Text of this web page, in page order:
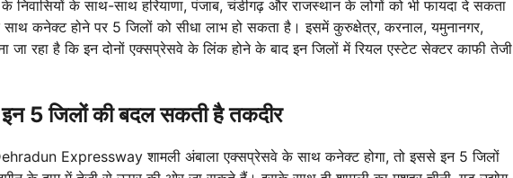
के साथ-साथ हरियाणा, पंजाब, चंडीगढ़ और राजस्थान के लोगों को भी फायदा दे सकता
कनेक्ट होने पर 5 जिलों को सीधा लाभ हो सकता है। इसमें कुरुक्षेत्र, करनाल, यमुनानगर,
जा रहा है कि इन दोनों एक्सप्रेसवे के लिंक होने के बाद इन जिलों में रियल एस्टेट सेक्टर काफी तेजी
5 जिलों की बदल सकती है तकदीर
Dehradun Expressway शामली अंबाला एक्सप्रेसवे के साथ कनेक्ट होगा, तो इससे इन 5 जिलों